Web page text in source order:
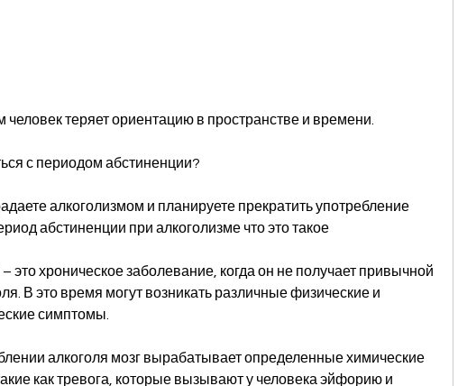
человек теряет ориентацию в пространстве и времени.
с периодом абстиненции?
алкоголизмом и планируете прекратить употребление
абстиненции при алкоголизме что это такое
это хроническое заболевание, когда он не получает привычной
В это время могут возникать различные физические и
симптомы.
алкоголя мозг вырабатывает определенные химические
как тревога, которые вызывают у человека эйфорию и